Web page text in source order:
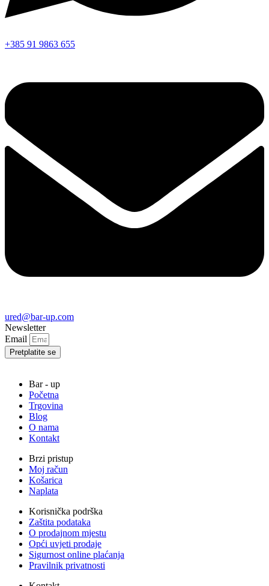
+385 91 9863 655
ured@bar-up.com
Newsletter
Email
Pretplatite se
Bar - up
Početna
Trgovina
Blog
O nama
Kontakt
Brzi pristup
Moj račun
Košarica
Naplata
Korisnička podrška
Zaštita podataka
O prodajnom mjestu
Opći uvjeti prodaje
Sigurnost online plaćanja
Pravilnik privatnosti